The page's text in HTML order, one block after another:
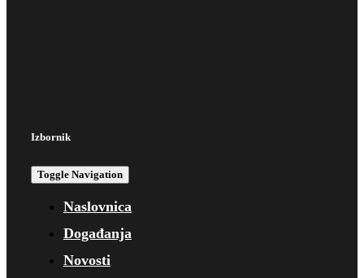
Izbornik
Toggle Navigation
Naslovnica
Događanja
Novosti